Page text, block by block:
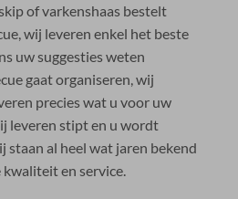
of varkenshaas bestelt
wij leveren enkel het beste
uw suggesties weten
gaat organiseren, wij
precies wat u voor uw
leveren stipt en u wordt
staan al heel wat jaren bekend
en service.